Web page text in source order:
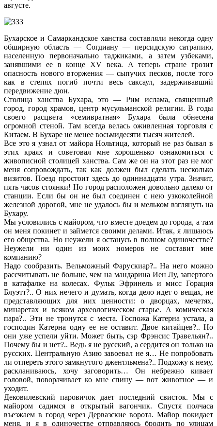
августе.
Бухарское и Самаркандское ханства составляли некогда одну
обширную область — Согдиану — персидскую сатрапию,
населенную первоначально таджиками, а затем узбеками,
занявшими ее в конце XV века. А теперь стране грозит
опасность нового вторжения — сыпучих песков, после того
как в степях погиб почти весь саксаул, задерживавший
передвижение дюн.
Столица ханства Бухара, это — Рим ислама, священный
город, город храмов, центр мусульманской религии. В годы
своего расцвета «семивратная» Бухара была обнесена
огромной стеной. Там всегда велась оживленная торговля с
Китаем. В Бухаре не менее восьмидесяти тысяч жителей.
Все это я узнал от майора Нольтица, который не раз бывал в
этих краях и советовал мне хорошенько ознакомиться с
живописной столицей ханства. Сам же он на этот раз не мог
меня сопровождать, так как должен был сделать несколько
визитов. Поезд простоит здесь до одиннадцати утра. Значит,
пять часов стоянки! Но город расположен довольно далеко от
станции. Если бы он не был соединен с нею узкоколейной
железной дорогой, мне не удалось бы и мельком взглянуть на
Бухару.
Мы условились с майором, что вместе доедем до города, а там
он меня покинет и займется своими делами. Итак, я лишаюсь
его общества. Но неужели я останусь в полном одиночестве?
Неужели ни один из моих номеров не составит мне
компанию?
Надо сообразить. Вельможный Фарускиар?.. На него можно
рассчитывать не больше, чем на мандарина Иен Лу, запертого
в катафалке на колесах. Фульк Эфринель и мисс Горация
Блуэтт?.. О них нечего и думать, когда дело идет о вещах, не
представляющих для них ценности: о дворцах, мечетях,
минаретах и всяком археологическом старье. А комическая
пара?.. Эти не тронутся с места. Госпожа Катерна устала, а
господин Катерна одну ее не оставит. Двое китайцев?.. Но
они уже успели уйти. Может быть, сэр Фрэнсис Травельян?..
Почему бы и нет?.. Ведь я не русский, а сердится он только на
русских. Центральную Азию завоевал не я… Не попробовать
ли отпереть этого замкнутого джентльмена?.. Подхожу к нему,
раскланиваюсь, хочу заговорить… Он небрежно кивает
головой, поворачивает ко мне спину — вот животное — и
уходит.
Дековилевский паровичок дает последний свисток. Мы с
майором садимся в открытый вагончик. Спустя полчаса
въезжаем в город через Дервазские ворота. Майор покидает
меня, и я в одиночестве отправляюсь бродить по улицам